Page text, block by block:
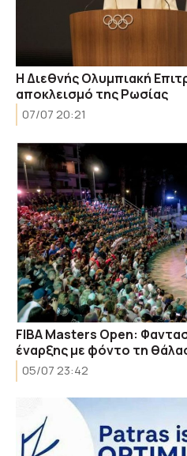
Η Διεθνής Ολυμπιακή
αποκλεισμό της Ρωσίας
07/07 20:21
FIBA Masters Open:
έναρξης με φόντο τη
05/07 23:42